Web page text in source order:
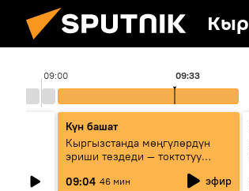
09:00 09:33
Күн башат
Кыргызстанда мөңгүлөрдүн
эриши тездеди — токтотуу
09:04 46 мин эфир